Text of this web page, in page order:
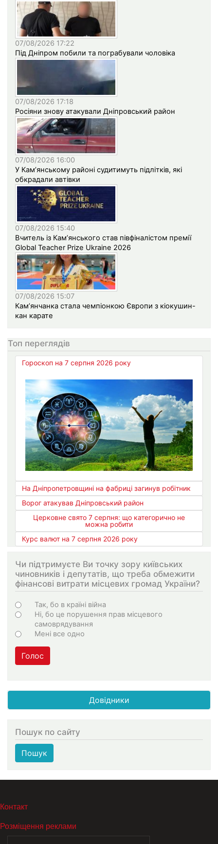
07/08/2026 17:22
Під Дніпром побили та пограбували чоловіка
07/08/2026 17:18
Росіяни знову атакували Дніпровський район
07/08/2026 16:00
У Кам’янському районі судитимуть підлітків, які
обкрадали автівки
07/08/2026 15:40
Вчитель із Кам’янського став півфіналістом премії
Global Teacher Prize Ukraine 2026
07/08/2026 15:07
Кам’янчанка стала чемпіонкою Європи з кіокушин-
кан карате
Топ переглядів
Гороскоп на 7 серпня 2026 року
На Дніпропетровщині на фабриці загинув робітник
Ворог атакував Дніпровський район
Церковне свято 7 серпня: що категорично не
можна робити
Курс валют на 7 серпня 2026 року
Чи підтримуєте Ви точку зору київських
чиновників і депутатів, що треба обмежити
фінансові витрати місцевих громад України?
Варіанти
Так, бо в країні війна
Ні, бо це порушення прав місцевого
самоврядування
Мені все одно
Голос
Довідники
Пошук по сайту
Пошук
МЕНЮ В ПОДВАЛЕ
Контакт
Розміщення реклами